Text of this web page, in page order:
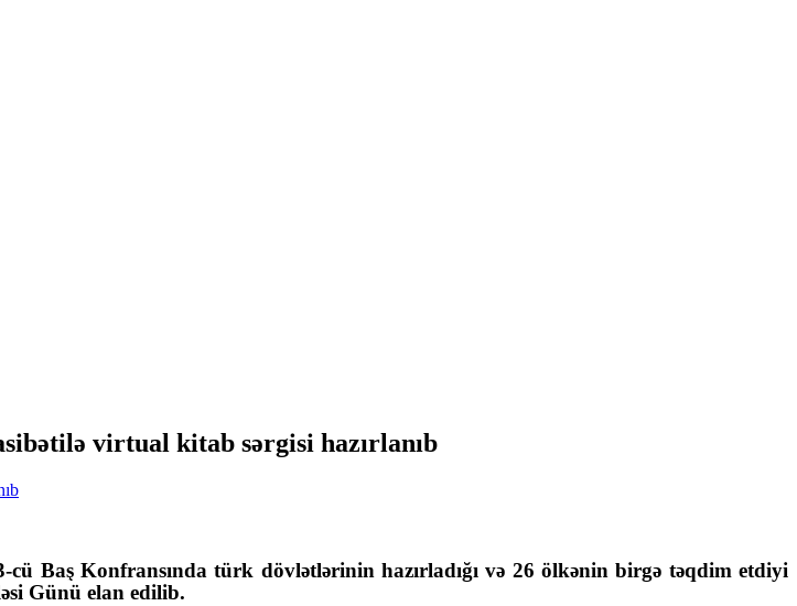
virtual kitab sərgisi hazırlanıb
Baş Konfransında türk dövlətlərinin hazırladığı və 26 ölkənin birgə təqdim etdiyi
Günü elan edilib.